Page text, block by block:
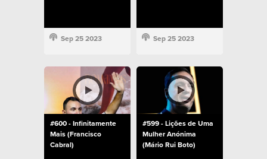
Sep 25 2023 Sep 25 2023
#600 - Infinitamente
Mais (Francisco
Cabral)
#599 - Lições de Uma
Mulher Anónima
(Mário Rui Boto)